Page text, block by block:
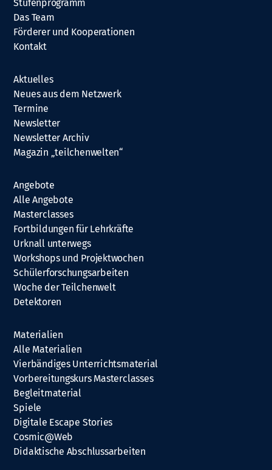
Stufenprogramm
Das Team
Förderer und Kooperationen
Kontakt
Aktuelles
Neues aus dem Netzwerk
Termine
Newsletter
Newsletter Archiv
Magazin „teilchenwelten“
Angebote
Alle Angebote
Masterclasses
Fortbildungen für Lehrkräfte
Urknall unterwegs
Workshops und Projektwochen
Schülerforschungsarbeiten
Woche der Teilchenwelt
Detektoren
Materialien
Alle Materialien
Vierbändiges Unterrichtsmaterial
Vorbereitungskurs Masterclasses
Begleitmaterial
Spiele
Digitale Escape Stories
Cosmic@Web
Didaktische Abschlussarbeiten